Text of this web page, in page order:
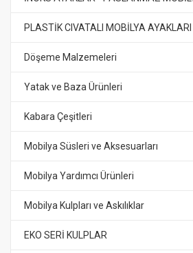
PLASTİK CIVATALI MOBİLYA AYAKLARI
Döşeme Malzemeleri
Yatak ve Baza Ürünleri
Kabara Çeşitleri
Mobilya Süsleri ve Aksesuarları
Mobilya Yardımcı Ürünleri
Mobilya Kulpları ve Askılıklar
EKO SERİ KULPLAR